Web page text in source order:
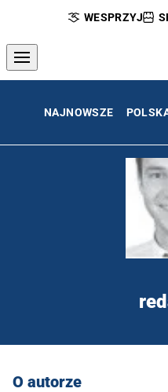
WESPRZYJ
NAJNOWSZE
O autorze